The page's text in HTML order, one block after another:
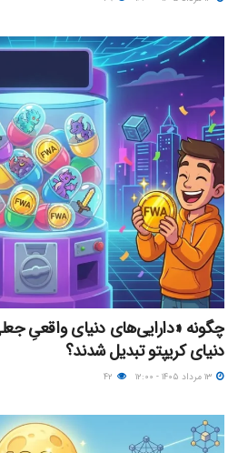
چگونه «دارایی‌های دنیای واقعیِ
دنیای کریپتو تبدیل شدند؟